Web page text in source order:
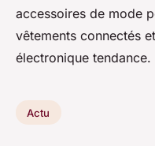
accessoires de mode
vêtements connectés
électronique tendance.
Actu